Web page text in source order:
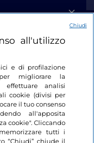
all'utilizzo
e di profilazione
migliorare la
analisi
cookie (divisi per
il tuo consenso
all'apposita
cookie". Cliccando
tutti i
“Chiudi” chiude il
Chiudi